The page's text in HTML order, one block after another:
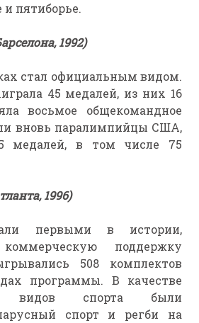
пятиборье.
1992)
стал официальным видом.
45 медалей, из них 16
восьмое общекомандное
вновь паралимпийцы США,
медалей, в том числе 75
1996)
первыми в истории,
поддержку
508 комплектов
программы. В качестве
видов спорта были
спорт и регби на